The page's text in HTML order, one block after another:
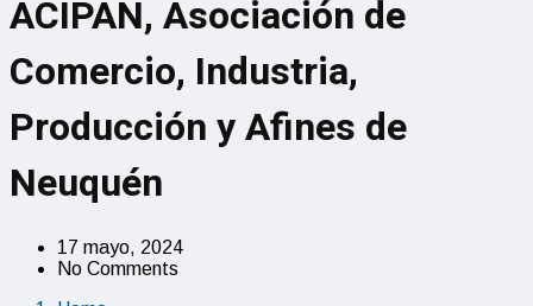
ACIPAN, Asociación de
Comercio, Industria,
Producción y Afines de
Neuquén
17 mayo, 2024
No Comments